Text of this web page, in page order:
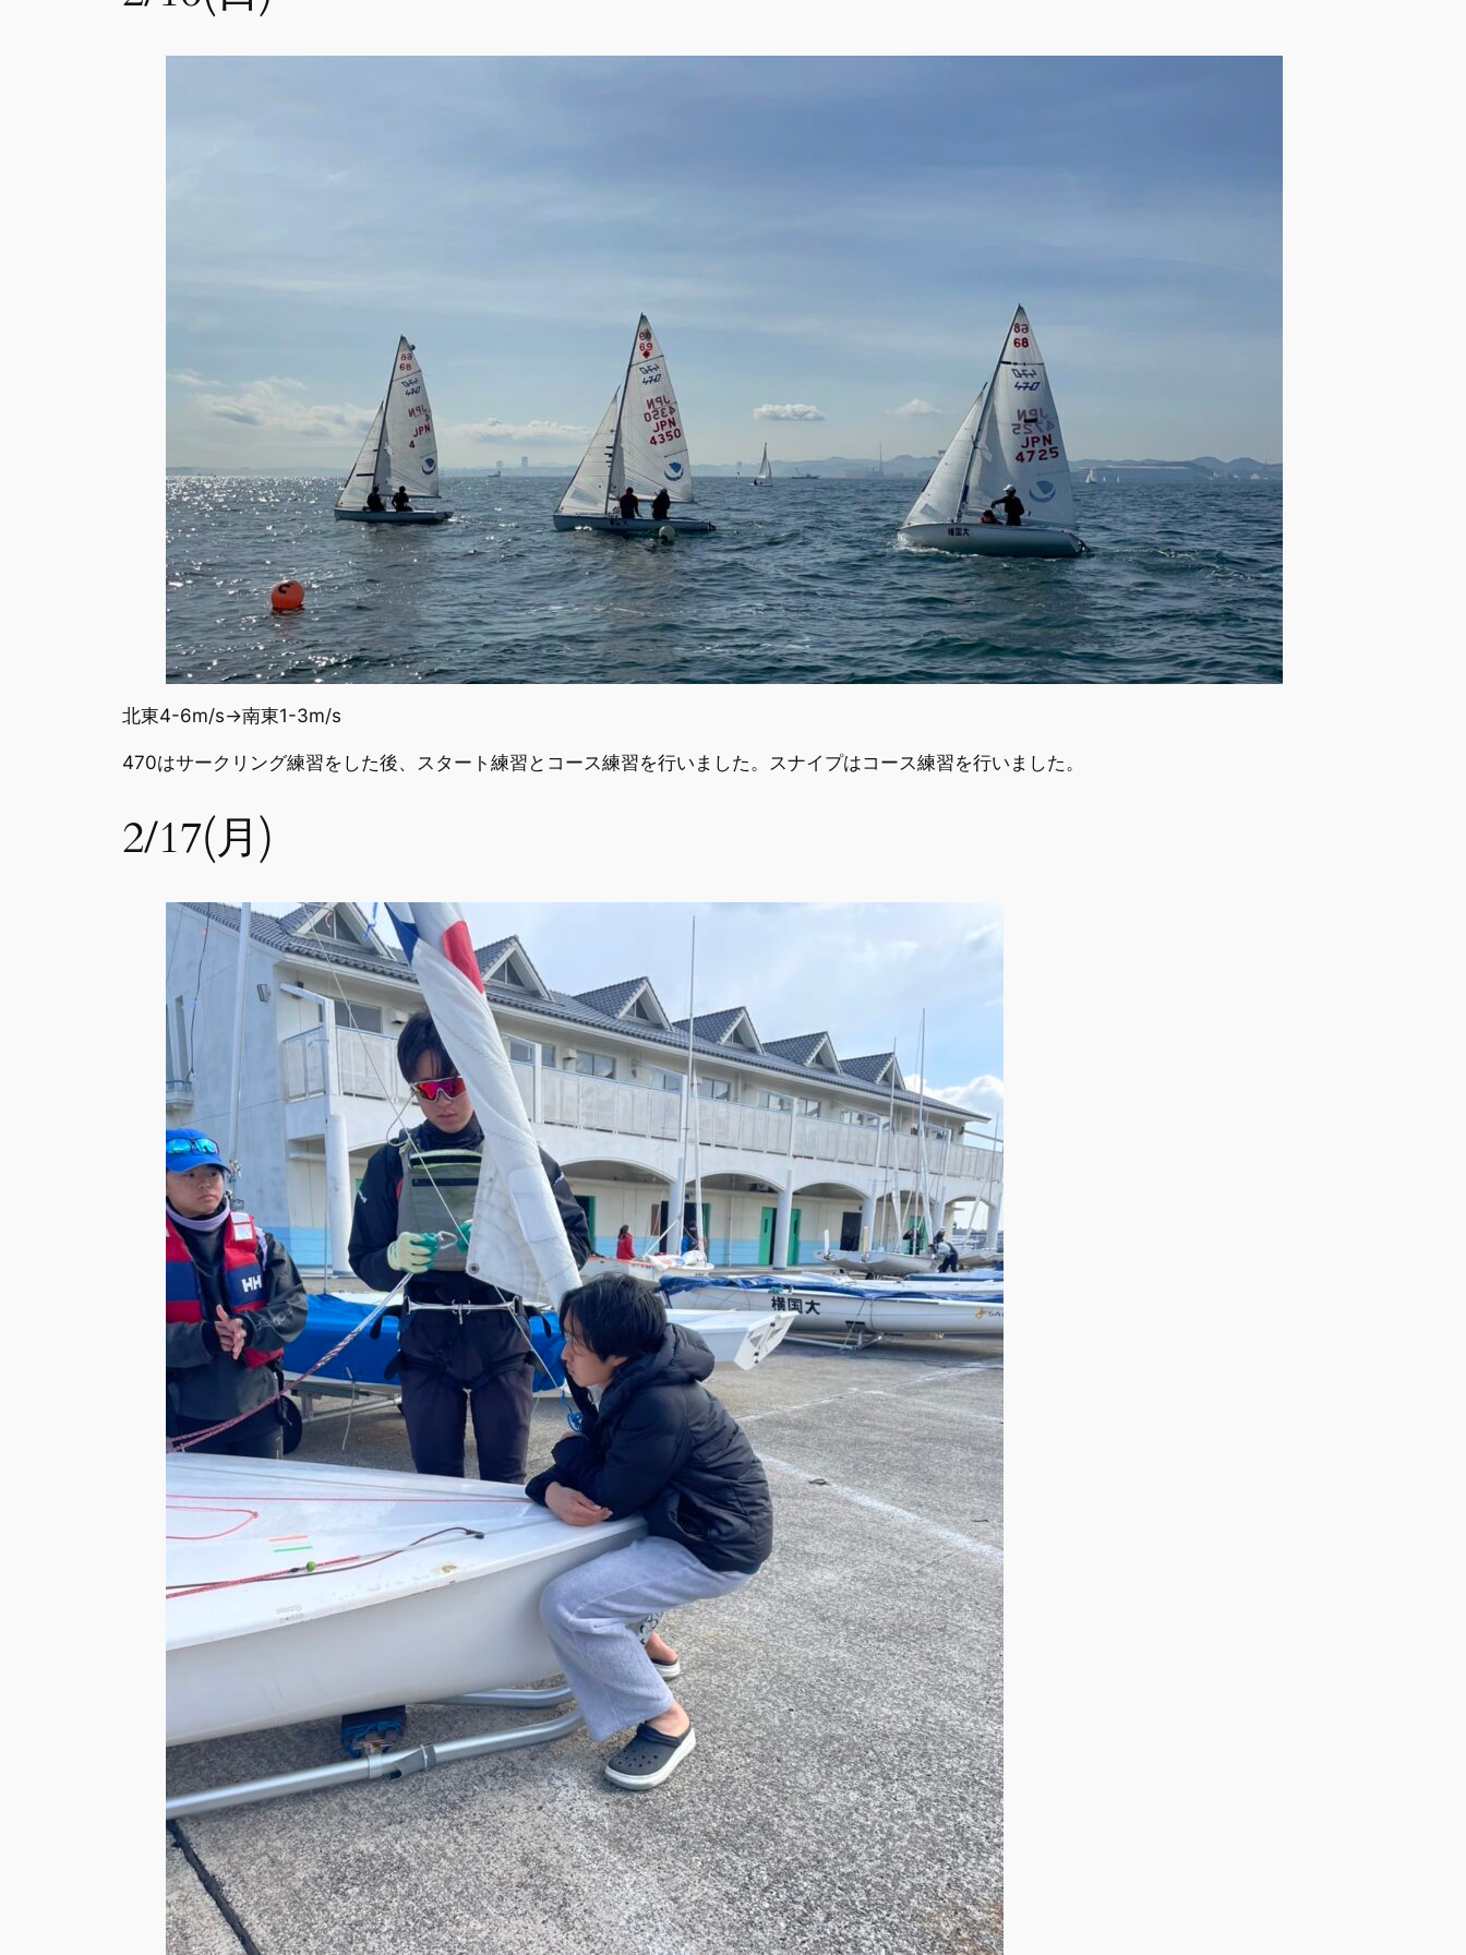
北東4-6m/s→南東1-3m/s
470はサークリング練習をした後、スタート練習とコース練習を行いました。スナイプはコース練習を行いました。
2/17(月)